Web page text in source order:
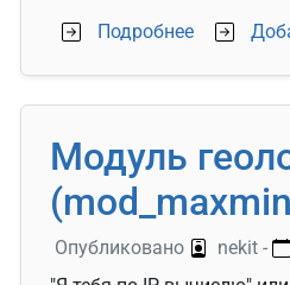
Подробнеео Решение
Модуль
Опубликовано nekit -